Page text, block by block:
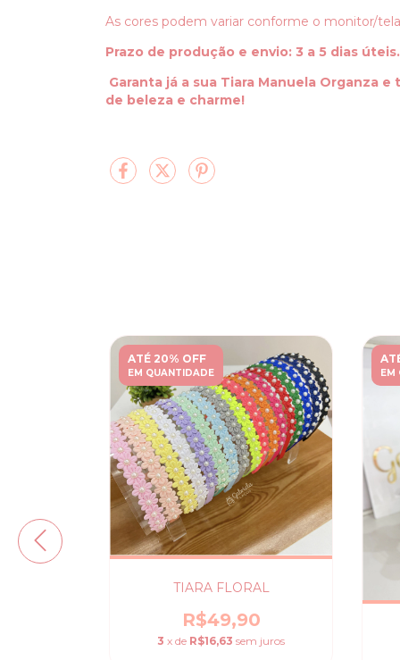
As cores podem variar conforme o monitor/
Prazo de produção e envio: 3 a 5 dias úteis.
Garanta já a sua Tiara Manuela Organza
de beleza e charme!
ATÉ 20% OFF
EM QUANTIDADE
TIARA FLORAL
R$49,90
3 x de R$16,63 sem juros
EM